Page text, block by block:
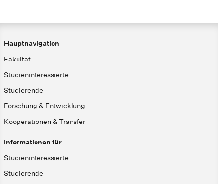
Hauptnavigation
Fakultät
Studieninteressierte
Studierende
Forschung & Entwicklung
Kooperationen & Transfer
Informationen für
Studieninteressierte
Studierende